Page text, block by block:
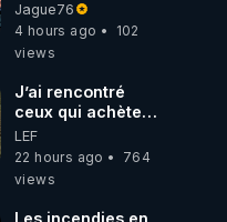
Jague76
4 hours ago
102
views
J’ai rencontré
ceux qui achètent
des bunkers pour
survivre à la fin
du monde
LEF
22 hours ago
764
views
Les incendies en